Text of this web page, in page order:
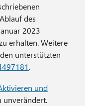
des
2023
erhalten. Weitere
unterstützten
.
und
unverändert.